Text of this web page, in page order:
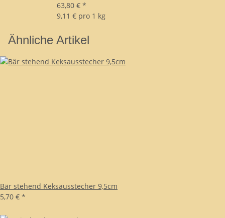
63,80 € *
9,11 € pro 1 kg
Ähnliche Artikel
Bär stehend Keksausstecher 9,5cm
5,70 € *